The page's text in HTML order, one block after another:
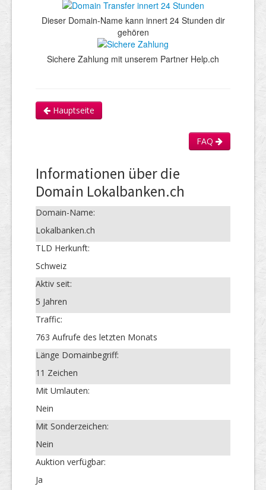
Dieser Domain-Name kann innert 24 Stunden dir
gehören
Sichere Zahlung mit unserem Partner Help.ch
Hauptseite
FAQ
Informationen über die
Domain Lokalbanken.ch
Domain-Name:
Lokalbanken.ch
TLD Herkunft:
Schweiz
Aktiv seit:
5 Jahren
Traffic:
763 Aufrufe des letzten Monats
Länge Domainbegriff:
11 Zeichen
Mit Umlauten:
Nein
Mit Sonderzeichen:
Nein
Auktion verfügbar:
Ja